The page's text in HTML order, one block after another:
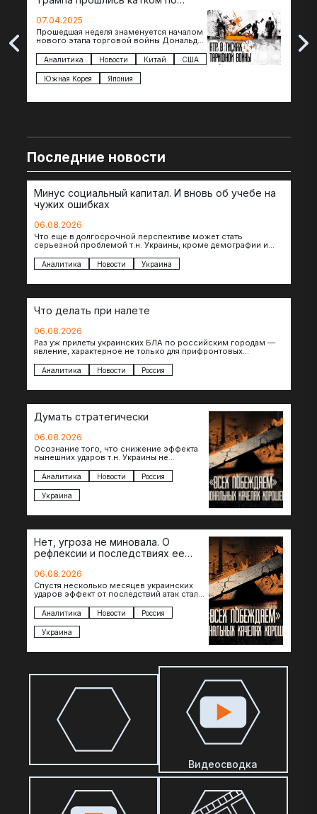
07.04.2025
Прошедшая неделя знаменуется началом
нового этапа торговой войны Дональда
импорта из более 100 стран…
Аналитика Новости Китай США
Южная Корея Япония
The
Последние новости
Минус социальный капитал. И вновь об учебе на
чужих ошибках
06.08.2026
Что еще в долгосрочной перспективе может стать
серьезной проблемой т.н. Украины, кроме демографии и
которых будет…
Аналитика Новости Украина
Что делать при налете
06.08.2026
Раз уж прилеты украинских БЛА по российским городам —
явление, характерное не только для прифронтовых
Аналитика Новости Россия
Думать стратегически
06.08.2026
Осознание того, что снижение эффекта
нынешних ударов т.н. Украины не
возможностей — повод задаться
вопросом: что делать…
Аналитика Новости Россия
Украина
Нет, угроза не миновала. О
рефлексии и последствиях ее
06.08.2026
Спустя несколько месяцев украинских
ударов эффект от последствий атак стал
коллапса розничной торговли не…
Аналитика Новости Россия
Украина
Видеосводка